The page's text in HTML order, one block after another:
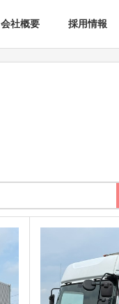
会社概要 採用情報